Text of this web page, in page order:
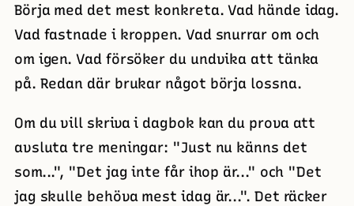
Börja med det mest konkreta. Vad hände idag.
Vad fastnade i kroppen. Vad snurrar om och
om igen. Vad försöker du undvika att tänka
på. Redan där brukar något börja lossna.
Om du vill skriva i dagbok kan du prova att
avsluta tre meningar: "Just nu känns det
som...", "Det jag inte får ihop är..." och "Det
jag skulle behöva mest idag är...". Det räcker